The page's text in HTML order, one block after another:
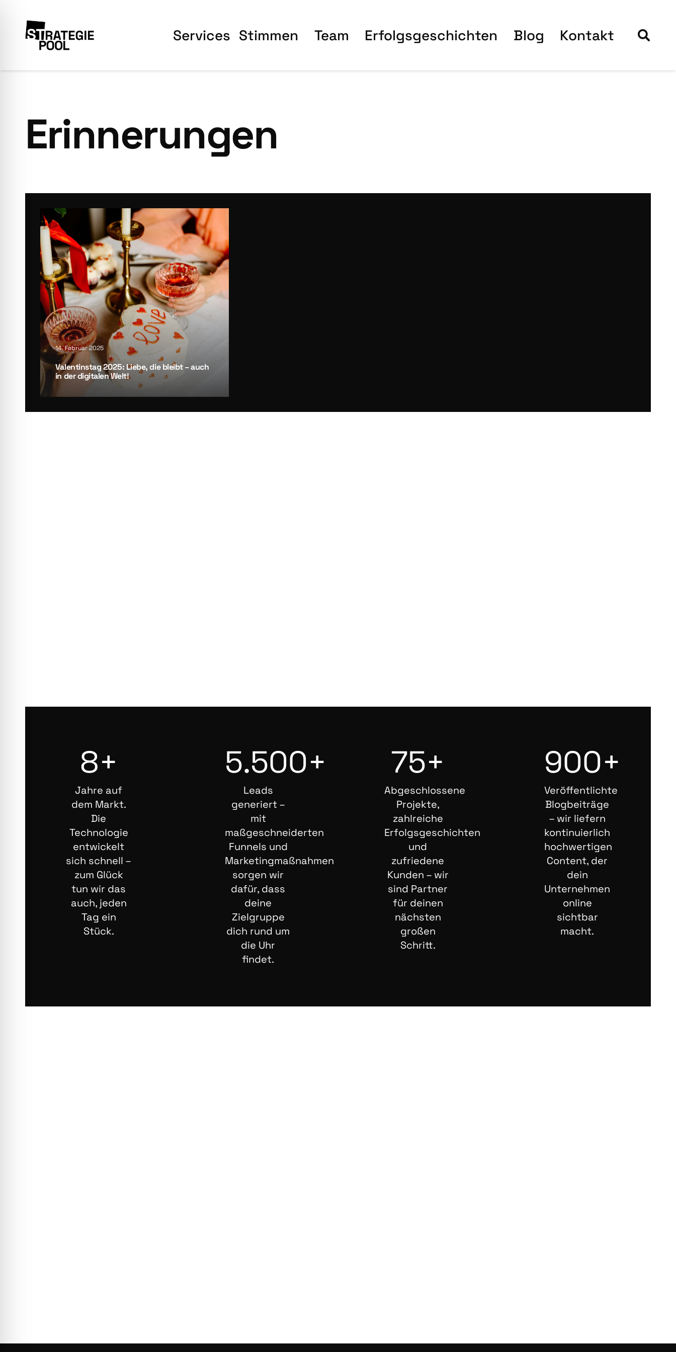
Ser­vices Stim­men Team Erfolgs­ge­schich­ten Blog Kon­takt
Erinnerungen
14. Februar 2025
Valen­tins­tag 2025: Lie­be, die bleibt – auch
in der digi­ta­len Welt!
8+
Jahre auf
dem Markt.
Die
Technologie
entwickelt
sich schnell –
zum Glück
tun wir das
auch, jeden
Tag ein
Stück.
5.500+
Leads
generiert –
mit
maßgeschneiderten
Funnels und
Marketingmaßnahmen
sorgen wir
dafür, dass
deine
Zielgruppe
dich rund um
die Uhr
findet.
75+
Abgeschlossene
Projekte,
zahlreiche
Erfolgsgeschichten
und
zufriedene
Kunden – wir
sind Partner
für deinen
nächsten
großen
Schritt.
900+
Veröffentlichte
Blogbeiträge
– wir liefern
kontinuierlich
hochwertigen
Content, der
dein
Unternehmen
online
sichtbar
macht.
RSS Feed Bar­rie­re­frei­heit